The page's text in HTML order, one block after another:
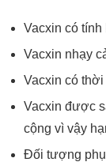
Vacxin có tính
Vacxin nhạy
Vacxin có
Vacxin được
cộng vì vậy
Đối tượng